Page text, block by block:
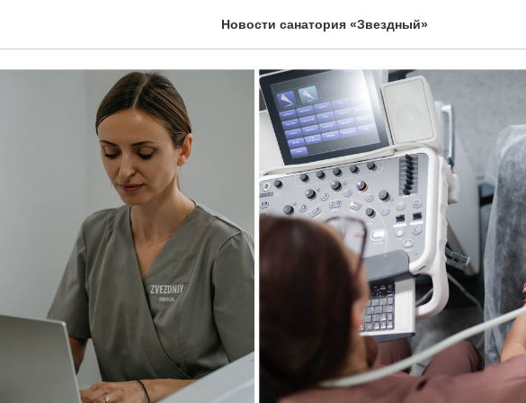
Новости санатория «Звездный»
Весенняя перезагрузка